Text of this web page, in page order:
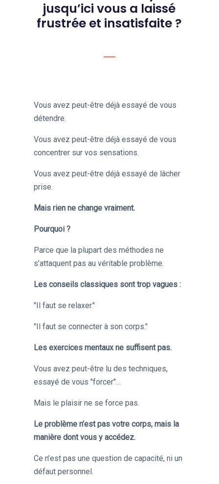
jusqu’ici vous a laissé
frustrée et insatisfaite ?
Vous avez peut-être déjà essayé de vous
détendre.
Vous avez peut-être déjà essayé de vous
concentrer sur vos sensations.
Vous avez peut-être déjà essayé de lâcher
prise.
Mais rien ne change vraiment.
Pourquoi ?
Parce que la plupart des méthodes ne
s’attaquent pas au véritable problème.
Les conseils classiques sont trop vagues :
"Il faut se relaxer."
"Il faut se connecter à son corps."
Les exercices mentaux ne suffisent pas.
Vous avez peut-être lu des techniques,
essayé de vous "forcer"…
Mais le plaisir ne se force pas.
Le problème n’est pas votre corps, mais la
manière dont vous y accédez.
Ce n’est pas une question de capacité, ni un
défaut personnel.